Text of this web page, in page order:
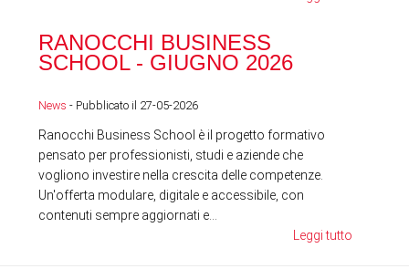
RANOCCHI BUSINESS
SCHOOL - GIUGNO 2026
News - Pubblicato il 27-05-2026
Ranocchi Business School è il progetto formativo
pensato per professionisti, studi e aziende che
vogliono investire nella crescita delle competenze.
Un'offerta modulare, digitale e accessibile, con
contenuti sempre aggiornati e...
Leggi tutto